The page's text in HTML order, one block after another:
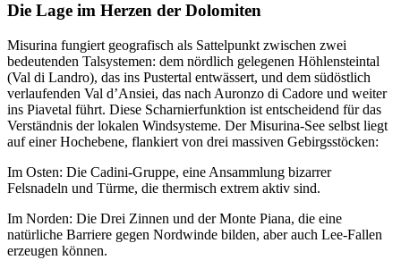
Die Lage im Herzen der Dolomiten
Misurina fungiert geografisch als Sattelpunkt zwischen zwei
bedeutenden Talsystemen: dem nördlich gelegenen Höhlensteintal
(Val di Landro), das ins Pustertal entwässert, und dem südöstlich
verlaufenden Val d’Ansiei, das nach Auronzo di Cadore und weiter
ins Piavetal führt. Diese Scharnierfunktion ist entscheidend für das
Verständnis der lokalen Windsysteme. Der Misurina-See selbst liegt
auf einer Hochebene, flankiert von drei massiven Gebirgsstöcken:
Im Osten: Die Cadini-Gruppe, eine Ansammlung bizarrer
Felsnadeln und Türme, die thermisch extrem aktiv sind.
Im Norden: Die Drei Zinnen und der Monte Piana, die eine
natürliche Barriere gegen Nordwinde bilden, aber auch Lee-Fallen
erzeugen können.